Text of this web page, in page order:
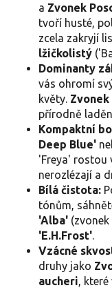
a Zvonek
tvoří husté,
zcela zakryjí
lžičkolistý
Dominanty
vás ohromí
květy.
přírodně
Kompaktní
Deep Blue'
'Freya' rostou
nerozlézají a
Bílá čistota:
tónům,
'Alba'
'E.H.Frost'.
Vzácné
druhy jako
aucheri, které